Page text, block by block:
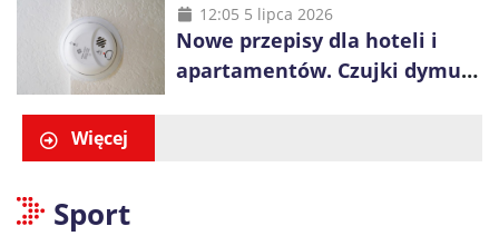
konkurencji
12:05 5 lipca 2026
Nowe przepisy dla hoteli i
apartamentów. Czujki dymu
Więcej
Sport